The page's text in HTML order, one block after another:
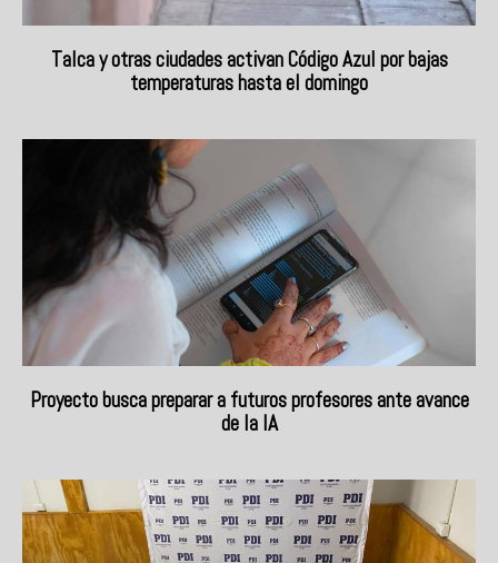
Talca y otras ciudades activan Código Azul por bajas
temperaturas hasta el domingo
Proyecto busca preparar a futuros profesores ante avance
de la IA